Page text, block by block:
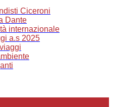
Ciceroni
Dante
internazionale
a.s 2025